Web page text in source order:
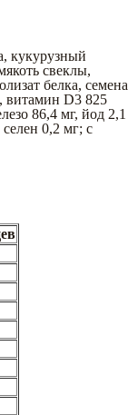
кукурузный
свеклы,
белка, семена
витамин D3 825
86,4 мг, йод 2,1
0,2 мг; с